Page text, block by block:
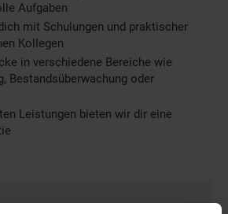
Aufgaben
mit Schulungen und praktischer
Kollegen
in verschiedene Bereiche wie
Bestandsüberwachung oder
Leistungen bieten wir dir eine